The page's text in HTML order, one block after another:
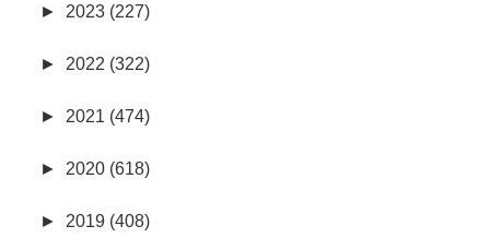
► 2023 (227)
► 2022 (322)
► 2021 (474)
► 2020 (618)
► 2019 (408)